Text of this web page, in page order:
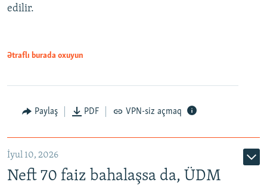
edilir.
Ətraflı burada oxuyun
Paylaş PDF VPN-siz açmaq
İyul 10, 2026
Neft 70 faiz bahalaşsa da, ÜDM